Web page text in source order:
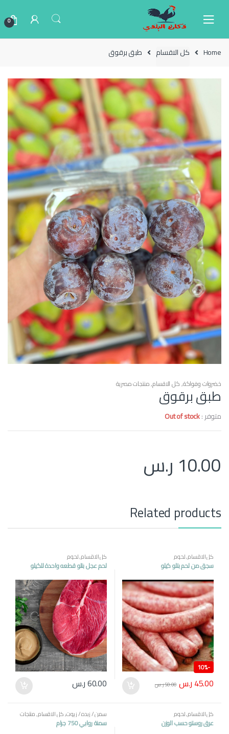
0
Home كل الاقسام طبق برقوق
خضروات وفواكة,كل الاقسام,منتجات مصرية
طبق برقوق
متوفر :Out of stock
10.00 ر.س
Related products
كل الاقسام,لحوم
سجق من لحم بتلو كيلو
-
10%
45.00 ر.س 50.00ر.س
كل الاقسام,لحوم
لحم عجل بتلو قطعه واحدة للكيلو
60.00ر.س
كل الاقسام,لحوم
عرق روستو حسب الوزن
سمن / زبده / زيوت,كل الاقسام,منتجات
مصرية
سمنة روابي 750 جرام